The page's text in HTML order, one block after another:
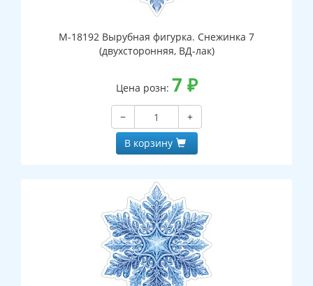
М-18192 Вырубная фигурка. Снежинка 7
(двухсторонняя, ВД-лак)
Цена розн: 7 ₽
−
+
В корзину